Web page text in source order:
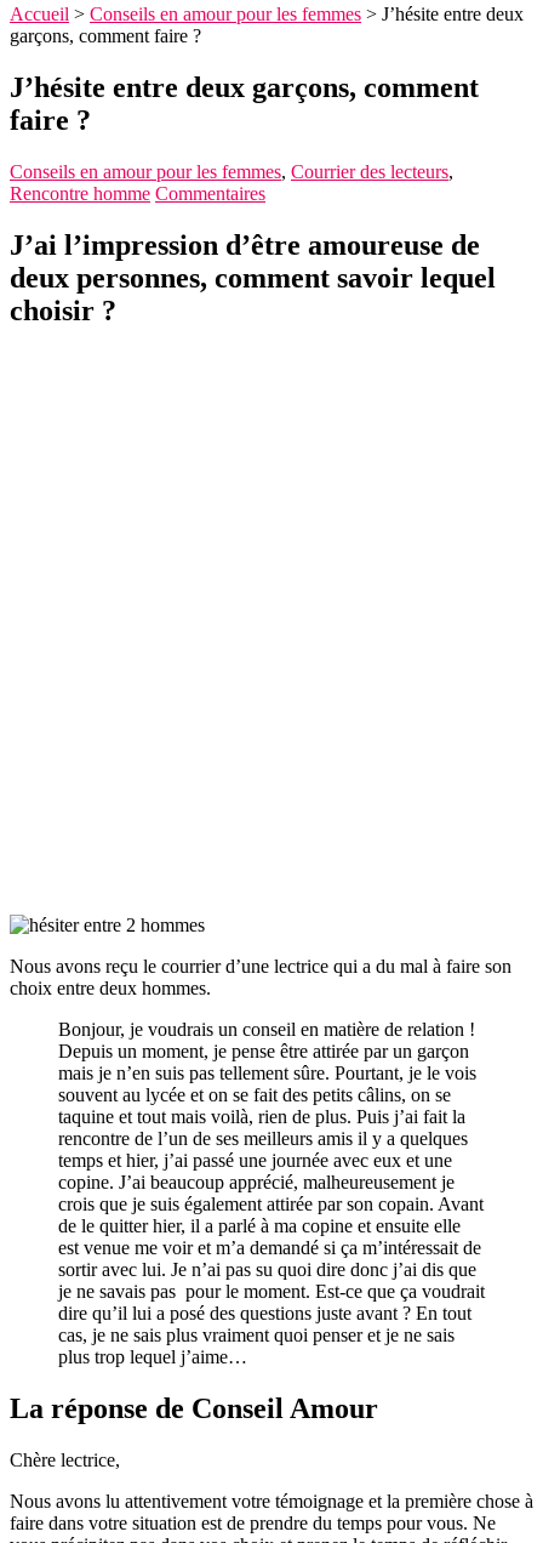
Accueil > Conseils en amour pour les femmes > J’hésite entre deux
garçons, comment faire ?
J’hésite entre deux garçons, comment
faire ?
Conseils en amour pour les femmes, Courrier des lecteurs,
Rencontre homme Commentaires
J’ai l’impression d’être amoureuse de
deux personnes, comment savoir lequel
choisir ?
Nous avons reçu le courrier d’une lectrice qui a du mal à faire son
choix entre deux hommes.
Bonjour, je voudrais un conseil en matière de relation !
Depuis un moment, je pense être attirée par un garçon
mais je n’en suis pas tellement sûre. Pourtant, je le vois
souvent au lycée et on se fait des petits câlins, on se
taquine et tout mais voilà, rien de plus. Puis j’ai fait la
rencontre de l’un de ses meilleurs amis il y a quelques
temps et hier, j’ai passé une journée avec eux et une
copine. J’ai beaucoup apprécié, malheureusement je
crois que je suis également attirée par son copain. Avant
de le quitter hier, il a parlé à ma copine et ensuite elle
est venue me voir et m’a demandé si ça m’intéressait de
sortir avec lui. Je n’ai pas su quoi dire donc j’ai dis que
je ne savais pas pour le moment. Est-ce que ça voudrait
dire qu’il lui a posé des questions juste avant ? En tout
cas, je ne sais plus vraiment quoi penser et je ne sais
plus trop lequel j’aime…
La réponse de Conseil Amour
Chère lectrice,
Nous avons lu attentivement votre témoignage et la première chose à
faire dans votre situation est de prendre du temps pour vous. Ne